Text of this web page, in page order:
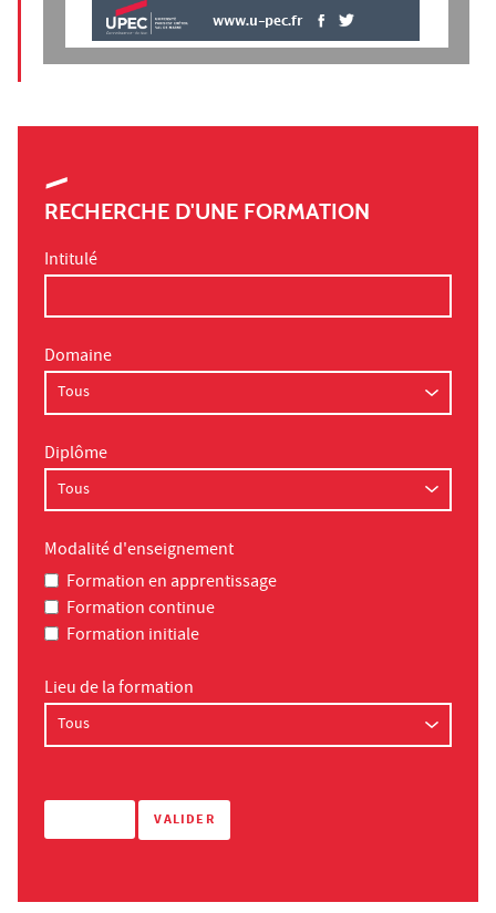
www.u-pec.fr
RECHERCHE D'UNE FORMATION
Intitulé
Domaine
Diplôme
Modalité d'enseignement
Formation en apprentissage
Formation continue
Formation initiale
Lieu de la formation